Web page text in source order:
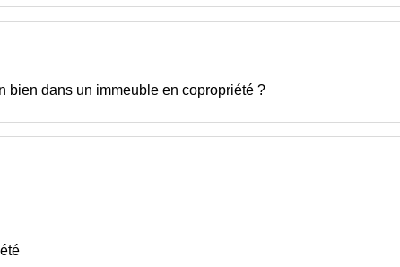
bien dans un immeuble en copropriété ?